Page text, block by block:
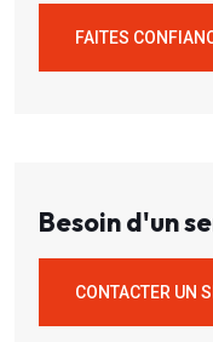
FAITES
Besoin d'un
CONTACTER UN